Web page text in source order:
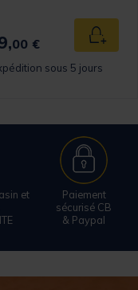
00 €
sous 5 jours
et
Paiement
sécurisé CB
& Paypal